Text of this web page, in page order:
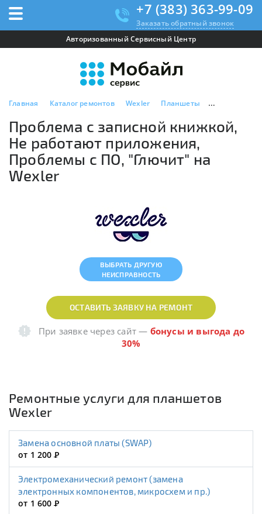
+7 (383) 363-99-09
Заказать обратный звонок
Авторизованный Сервисный Центр
Главная Каталог ремонтов Wexler Планшеты Проблема с
Проблема с записной книжкой,
Не работают приложения,
Проблемы с ПО, "Глючит" на
Wexler
ВЫБРАТЬ ДРУГУЮ
НЕИСПРАВНОСТЬ
ОСТАВИТЬ ЗАЯВКУ НА РЕМОНТ
При заявке через сайт— бонусы и выгода до
30%
Ремонтные услуги для планшетов
Wexler
Замена основной платы (SWAP)
от 1 200Р
Электромеханический ремонт (замена
электронных компонентов, микросхем и пр.)
от 1 600Р